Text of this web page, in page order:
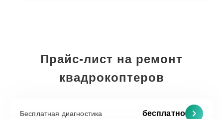
Прайс-лист на ремонт
квадрокоптеров
Бесплатная диагностика бесплатно